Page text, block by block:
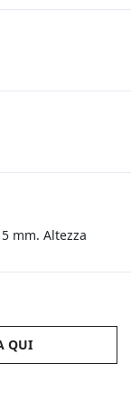
mm. Altezza
QUI